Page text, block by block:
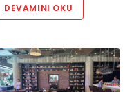
DEVAMINI OKU